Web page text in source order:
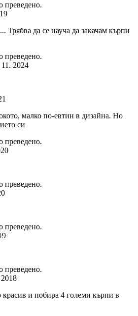
преведено.
Трябва да се науча да закачам кърпи
преведено.
11. 2024
малко по-евтин в дизайна. Но
си
преведено.
преведено.
преведено.
преведено.
красив и побира 4 големи кърпи в